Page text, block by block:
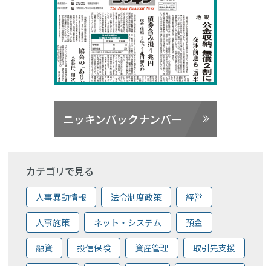
ニッキンバックナンバー
カテゴリで見る
人事異動情報 法令制度政策 経営
人事施策 ネット・システム 預金
融資 投信保険 資産管理 取引先支援